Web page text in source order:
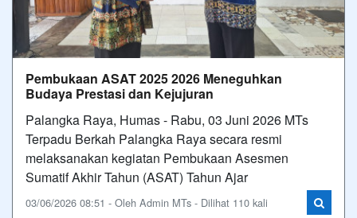
Pembukaan ASAT 2025 2026 Meneguhkan
Budaya Prestasi dan Kejujuran
Palangka Raya, Humas - Rabu, 03 Juni 2026 MTs
Terpadu Berkah Palangka Raya secara resmi
melaksanakan kegiatan Pembukaan Asesmen
Sumatif Akhir Tahun (ASAT) Tahun Ajar
03/06/2026 08:51 - Oleh Admin MTs - Dilihat 110 kali